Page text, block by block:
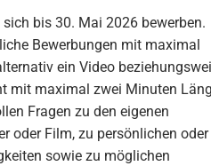
sich bis 30. Mai 2026 bewerben.
Bewerbungen mit maximal
ein Video
mit maximal zwei Minuten
Fragen zu den eigenen
oder Film, zu persönlichen oder
sowie zu möglichen